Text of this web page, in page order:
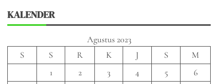
KALENDER
Agustus 2023
S
S R K J S
M
1
2 3 4 5
6